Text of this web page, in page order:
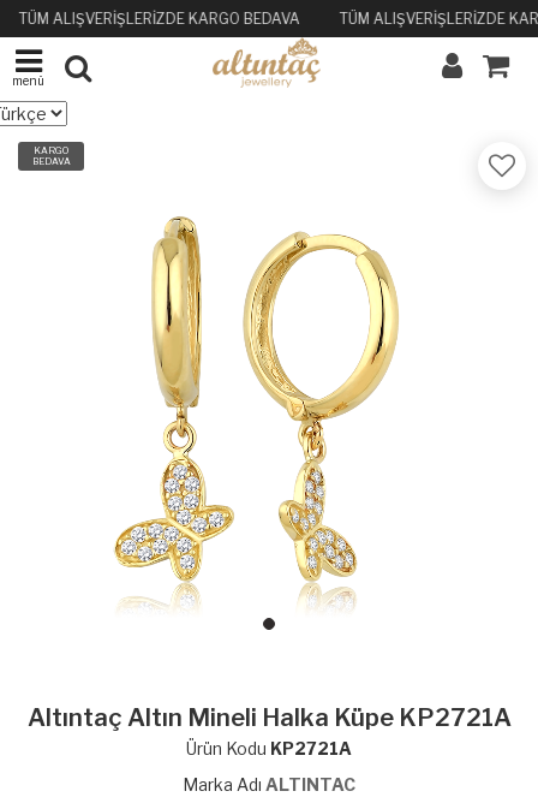
TÜM ALIŞVERİŞLERİZDE KARGO BEDAVA TÜM ALIŞVERİŞLERİZDE
menü
KARGO
BEDAVA
Altıntaç Altın Mineli Halka Küpe KP2721A
Ürün Kodu KP2721A
Marka Adı ALTINTAC